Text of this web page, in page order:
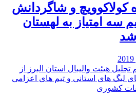
کولاکوویچ و شاگردانش
سه امتیاز به لهستان